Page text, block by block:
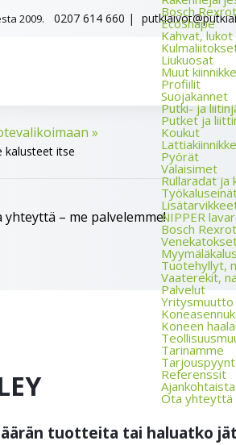
2009. 0207 614 660 | Bosch
EcoShape
Kahvat,
Liukuosat
Muut
Profiilit
Suojakannet
Putki- ja
Putket ja
Koukut
Pyörät
Valaisimet
Rullaradat ja
NIPPER
Bosch
Tuotehyllyt,
Vaate­rekit,
Palvelut
Koneen
Tarinamme
Referenssit
Ajankohtaista
Ota yhteyttä
»
kalusteet itse
– me palvelemme!
tuotteita tai haluatko